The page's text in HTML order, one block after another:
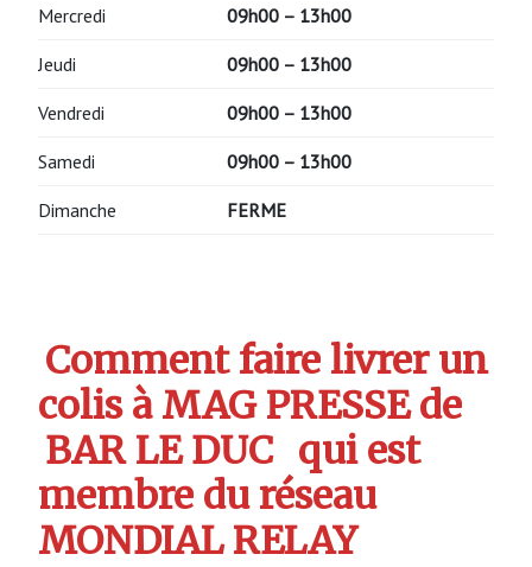
Mercredi 09h00 – 13h00
Jeudi 09h00 – 13h00
Vendredi 09h00 – 13h00
Samedi 09h00 – 13h00
Dimanche FERME
Comment faire livrer un
colis à MAG PRESSE de
BAR LE DUC qui est
membre du réseau
MONDIAL RELAY